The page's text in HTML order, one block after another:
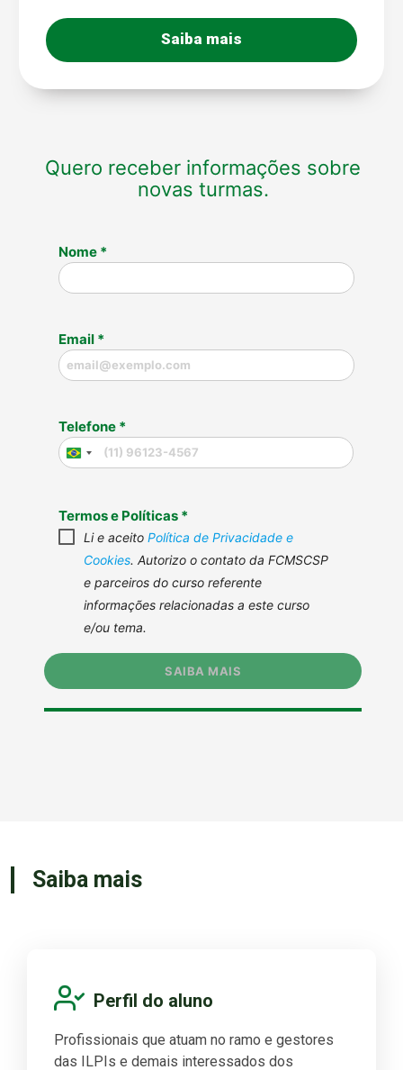
Saiba mais
Saiba mais
Perfil do aluno
Profissionais que atuam no ramo e gestores
das ILPIs e demais interessados dos